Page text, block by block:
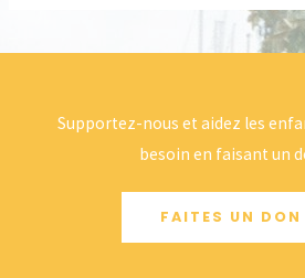
Supportez-nous et aidez les
besoin en faisant un
FAITES UN DON